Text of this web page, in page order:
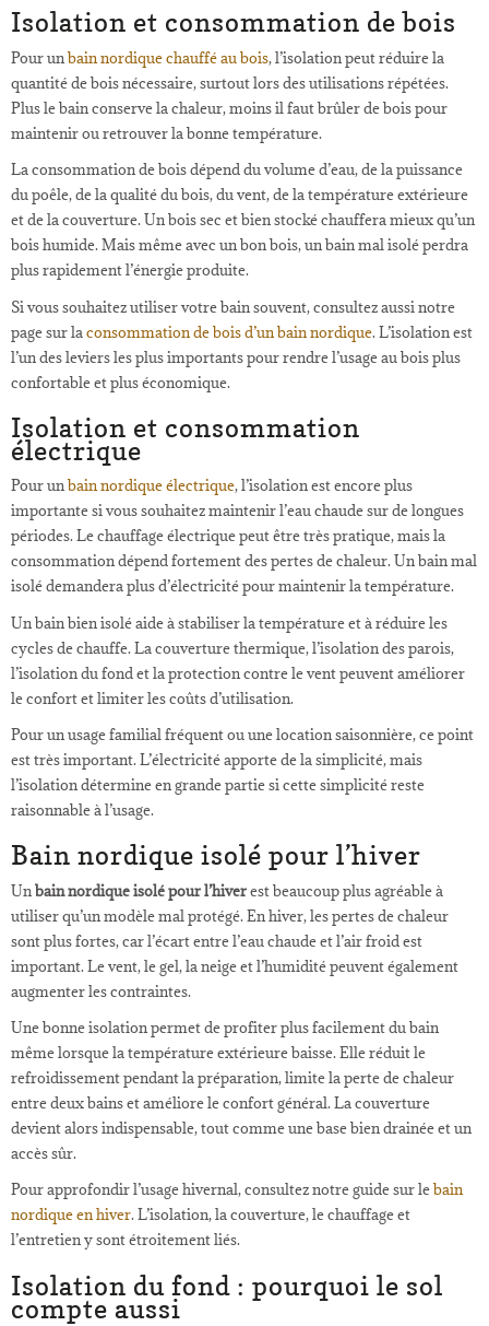
Isolation et consommation de bois
Pour unbain nordique chauffé au bois, l’isolation peut réduire la
quantité de bois nécessaire, surtout lors des utilisations répétées.
Plus le bain conserve la chaleur, moins il faut brûler de bois pour
maintenir ou retrouver la bonne température.
La consommation de bois dépend du volume d’eau, de la puissance
du poêle, de la qualité du bois, du vent, de la température extérieure
et de la couverture. Un bois sec et bien stocké chauffera mieux qu’un
bois humide. Mais même avec un bon bois, un bain mal isolé perdra
plus rapidement l’énergie produite.
Si vous souhaitez utiliser votre bain souvent, consultez aussi notre
page sur laconsommation de bois d’un bain nordique. L’isolation est
l’un des leviers les plus importants pour rendre l’usage au bois plus
confortable et plus économique.
Isolation et consommation
électrique
Pour unbain nordique électrique, l’isolation est encore plus
importante si vous souhaitez maintenir l’eau chaude sur de longues
périodes. Le chauffage électrique peut être très pratique, mais la
consommation dépend fortement des pertes de chaleur. Un bain mal
isolé demandera plus d’électricité pour maintenir la température.
Un bain bien isolé aide à stabiliser la température et à réduire les
cycles de chauffe. La couverture thermique, l’isolation des parois,
l’isolation du fond et la protection contre le vent peuvent améliorer
le confort et limiter les coûts d’utilisation.
Pour un usage familial fréquent ou une location saisonnière, ce point
est très important. L’électricité apporte de la simplicité, mais
l’isolation détermine en grande partie si cette simplicité reste
raisonnable à l’usage.
Bain nordique isolé pour l’hiver
Un bain nordique isolé pour l’hiverest beaucoup plus agréable à
utiliser qu’un modèle mal protégé. En hiver, les pertes de chaleur
sont plus fortes, car l’écart entre l’eau chaude et l’air froid est
important. Le vent, le gel, la neige et l’humidité peuvent également
augmenter les contraintes.
Une bonne isolation permet de profiter plus facilement du bain
même lorsque la température extérieure baisse. Elle réduit le
refroidissement pendant la préparation, limite la perte de chaleur
entre deux bains et améliore le confort général. La couverture
devient alors indispensable, tout comme une base bien drainée et un
accès sûr.
Pour approfondir l’usage hivernal, consultez notre guide sur lebain
nordique en hiver. L’isolation, la couverture, le chauffage et
l’entretien y sont étroitement liés.
Isolation du fond : pourquoi le sol
compte aussi